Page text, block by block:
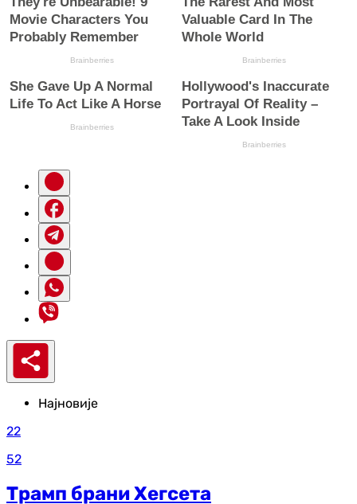
Најновије
22
52
Трамп брани Хегсета